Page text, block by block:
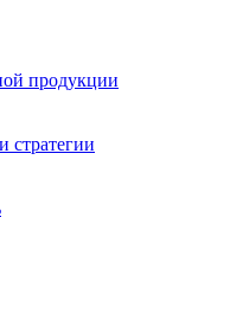
продукции
стратегии